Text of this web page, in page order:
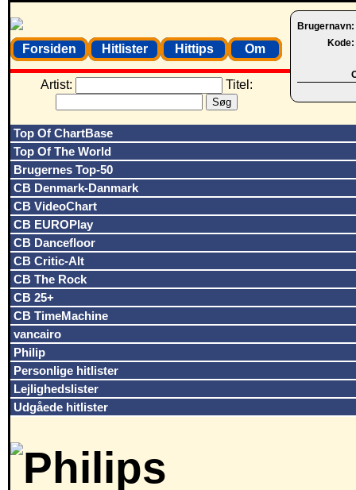
Brugernavn:
Kode:
Forsiden Hitlister Hittips Om
Artist: Titel:
Top Of ChartBase
Top Of The World
Brugernes Top-50
CB Denmark-Danmark
CB VideoChart
CB EUROPlay
CB Dancefloor
CB Critic-Alt
CB The Rock
CB 25+
CB TimeMachine
vancairo
Philip
Personlige hitlister
Lejlighedslister
Udgåede hitlister